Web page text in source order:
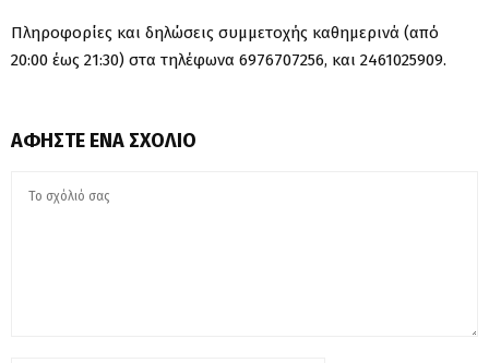
Πληροφορίες και δηλώσεις συμμετοχής καθημερινά (από
20:00 έως 21:30) στα τηλέφωνα 6976707256, και 2461025909.
ΑΦΉΣΤΕ ΈΝΑ ΣΧΌΛΙΟ